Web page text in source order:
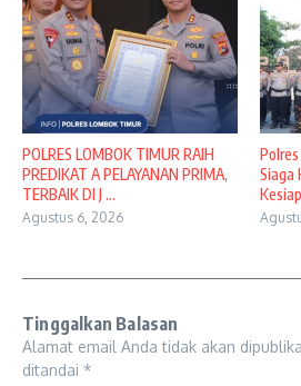
POLRES LOMBOK TIMUR RAIH
PREDIKAT A PELAYANAN PRIMA,
TERBAIK DI J ...
Agustus 6, 2026
Siaga
Tinggalkan Balasan
Alamat email Anda tidak akan
ditandai *